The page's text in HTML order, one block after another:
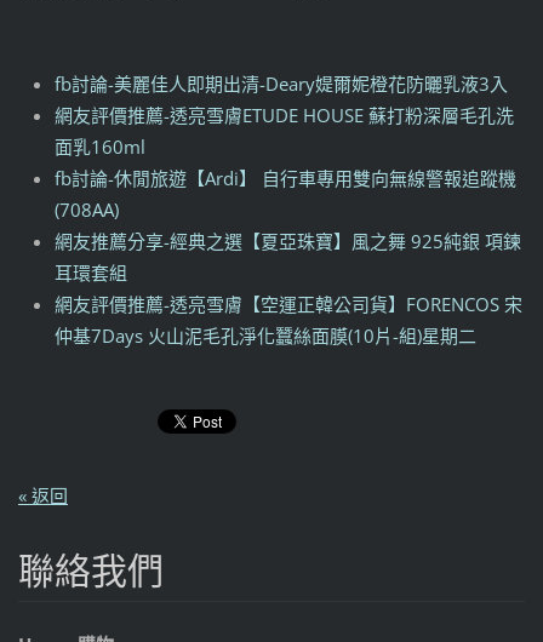
fb討論-美麗佳人即期出清-Deary媞爾妮橙花防曬乳液3入
網友評價推薦-透亮雪膚ETUDE HOUSE 蘇打粉深層毛孔洗
面乳160ml
fb討論-休閒旅遊【Ardi】 自行車專用雙向無線警報追蹤機
(708AA)
網友推薦分享-經典之選【夏亞珠寶】風之舞 925純銀 項鍊
耳環套組
網友評價推薦-透亮雪膚【空運正韓公司貨】FORENCOS 宋
仲基7Days 火山泥毛孔淨化蠶絲面膜(10片-組)星期二
« 返回
聯絡我們